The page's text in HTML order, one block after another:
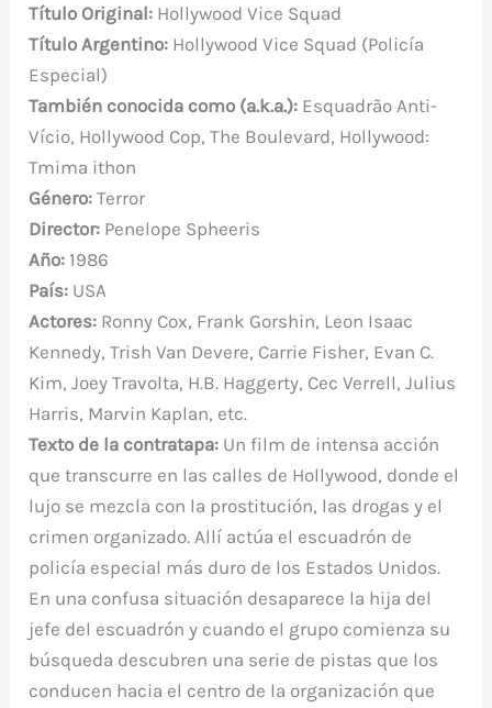
c
e
b
o
o
k
it
te
r
er
e
st
at
s
A
p
m
bl
r
d
di
t
gr
a
m
p
ar
ti
Título Original: Hollywood Vice Squad
TítuloArgentino: Hollywood Vice Squad (Policía
Especial)
También conocida como (a.k.a.): Esquadrão Anti-
Vício, Hollywood Cop, The Boulevard, Hollywood:
Tmima ithon
Género:Terror
Director: Penelope Spheeris
Año: 1986
País: USA
Actores: Ronny Cox, Frank Gorshin, Leon Isaac
Kennedy, Trish Van Devere, Carrie Fisher, Evan C.
Kim, Joey Travolta, H.B. Haggerty, Cec Verrell, Julius
Harris, Marvin Kaplan, etc.
Texto de la contratapa: Un film de intensa acción
que transcurre en las calles de Hollywood, donde el
lujo se mezcla con la prostitución, las drogas y el
crimen organizado. Allí actúa el escuadrón de
policía especial más duro de los Estados Unidos.
En una confusa situación desaparece la hija del
jefe del escuadrón y cuando el grupo comienza su
búsqueda descubren una serie de pistas que los
conducen hacia el centro de la organización que